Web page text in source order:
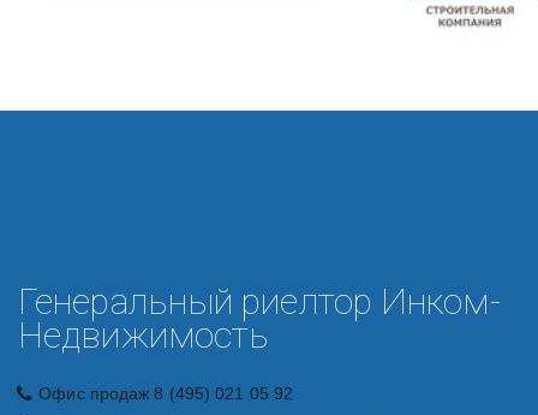
Генеральный риелтор Инком-
Недвижимость
Офис продаж 8 (495) 021 05 92